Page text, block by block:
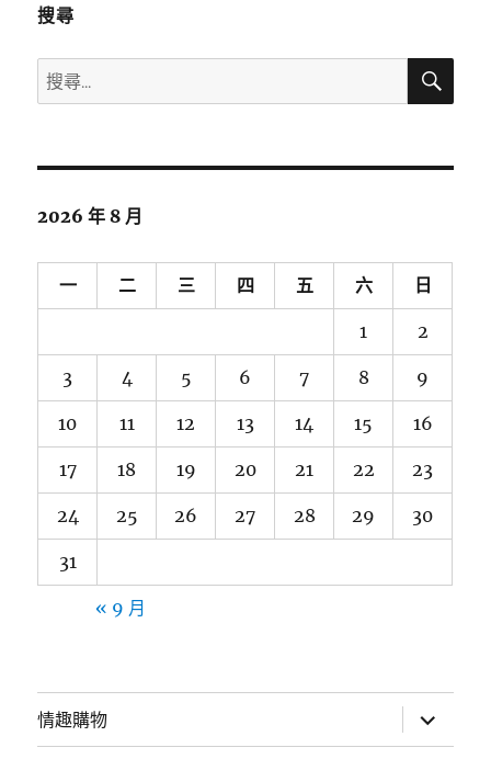
搜尋
搜
尋
鍵
搜
2026 年 8 月
一 二 三 四 五 六 日
1 2
3 4 5 6 7 8 9
10 11 12 13 14 15 16
17 18 19 20 21 22 23
24 25 26 27 28 29 30
31
« 9 月
情趣購物
開
子